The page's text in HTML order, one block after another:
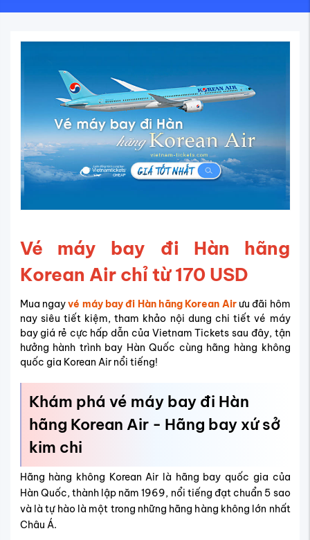
Vé máy bay đi Hàn hãng
Korean Air chỉ từ 170 USD
Mua ngayvé máy bay đi Hàn hãng Korean Air ưu đãi hôm
nay siêu tiết kiệm, tham khảo nội dung chi tiết vé máy
bay giá rẻ cực hấp dẫn của Vietnam Tickets sau đây, tận
hưởng hành trình bay Hàn Quốc cùng hãng hàng không
quốc gia Korean Air nổi tiếng!
Khám phá vé máy bay đi Hàn
hãng Korean Air - Hãng bay xứ sở
kim chi
Hãng hàng không Korean Air là hãng bay quốc gia của
Hàn Quốc, thành lập năm 1969, nổi tiếng đạt chuẩn 5 sao
và là tự hào là một trong những hãng hàng không lớn nhất
Châu Á.